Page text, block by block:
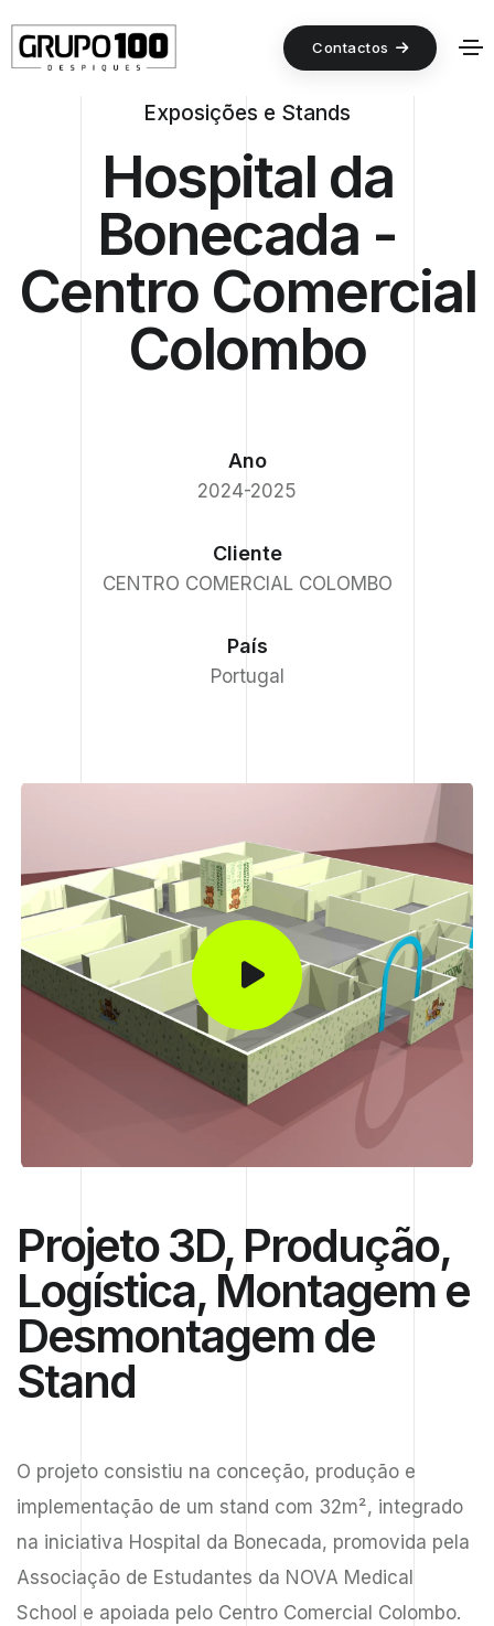
Contactos
Exposições e Stands
Hospital da
Bonecada -
Centro Comercial
Colombo
Ano
2024-2025
Cliente
CENTRO COMERCIAL COLOMBO
País
Portugal
Projeto 3D, Produção,
Logística, Montagem e
Desmontagem de
Stand
O projeto consistiu na conceção, produção e
implementação de um stand com 32m², integrado
na iniciativa Hospital da Bonecada, promovida pela
Associação de Estudantes da NOVA Medical
School e apoiada pelo Centro Comercial Colombo.